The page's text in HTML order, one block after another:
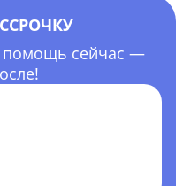
помощь сейчас —